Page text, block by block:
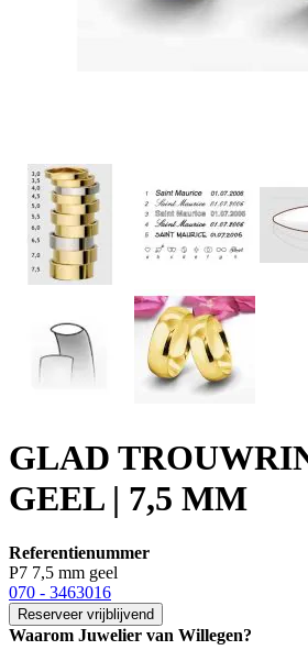
GLAD
GEEL | 7,5 MM
Referentienummer
P7 7,5 mm geel
070 - 3463016
Reserveer vrijblijvend
Waarom Juwelier van Willegen?